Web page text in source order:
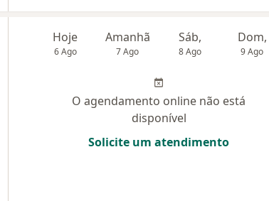
Hoje
6 Ago
Amanhã
7 Ago
Sáb,
8 Ago
Dom,
9 Ago
O agendamento online não está
disponível
Solicite um atendimento